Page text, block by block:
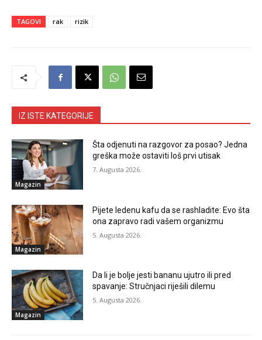
TAGOVI rak rizik
IZ ISTE KATEGORIJE
Magazin
Šta odjenuti na razgovor za posao? Jedna
greška može ostaviti loš prvi utisak
7. Augusta 2026.
Magazin
Pijete ledenu kafu da se rashladite: Evo šta
ona zapravo radi vašem organizmu
5. Augusta 2026.
Magazin
Da li je bolje jesti bananu ujutro ili pred
spavanje: Stručnjaci riješili dilemu
5. Augusta 2026.